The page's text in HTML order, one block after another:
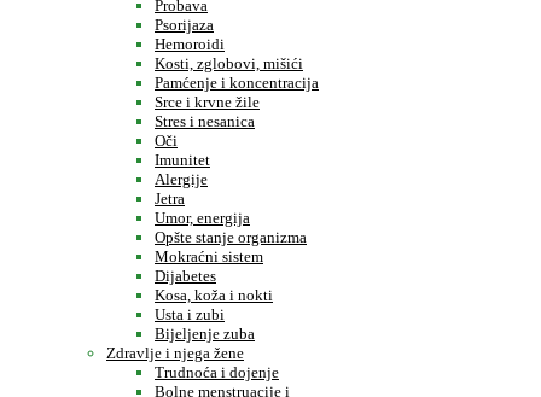
Probava
Psorijaza
Hemoroidi
Kosti, zglobovi, mišići
Pamćenje i koncentracija
Srce i krvne žile
Stres i nesanica
Oči
Imunitet
Alergije
Jetra
Umor, energija
Opšte stanje organizma
Mokraćni sistem
Dijabetes
Kosa, koža i nokti
Usta i zubi
Bijeljenje zuba
Zdravlje i njega žene
Trudnoća i dojenje
Bolne menstruacije i